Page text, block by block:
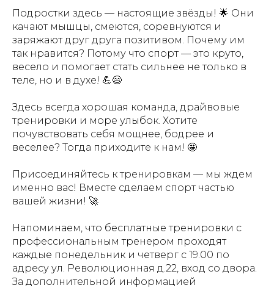
Подростки здесь — настоящие звёзды! 🌟 Они
качают мышцы, смеются, соревнуются и
заряжают друг друга позитивом. Почему им
так нравится? Потому что спорт — это круто,
весело и помогает стать сильнее не только в
теле, но и в духе! 💪😄
Здесь всегда хорошая команда, драйвовые
тренировки и море улыбок. Хотите
почувствовать себя мощнее, бодрее и
веселее? Тогда приходите к нам! 🤩
Присоединяйтесь к тренировкам — мы ждем
именно вас! Вместе сделаем спорт частью
вашей жизни! 🚀
Напоминаем, что бесплатные тренировки с
профессиональным тренером проходят
каждые понедельник и четверг с 19.00 по
адресу ул. Революционная д.22, вход со двора.
За дополнительной информацией